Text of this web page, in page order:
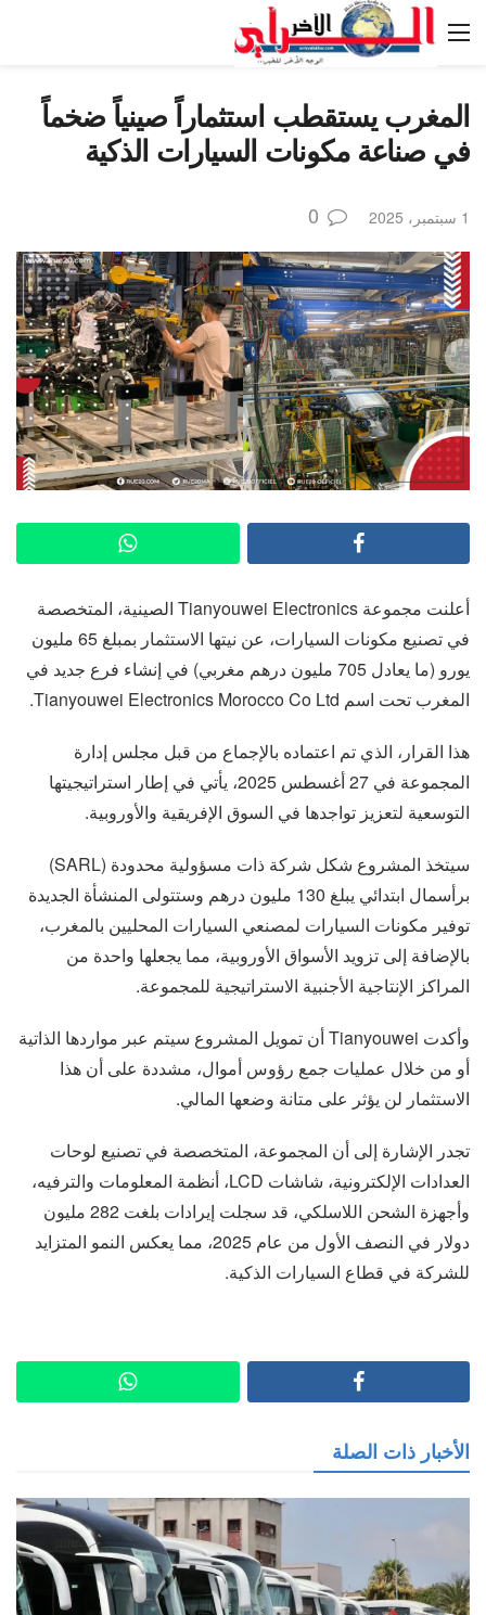
المغرب يستقطب استثماراً صينياً ضخماً
في صناعة مكونات السيارات الذكية
1 سبتمبر، 2025 0
أعلنت مجموعة Tianyouwei Electronics الصينية، المتخصصة
في تصنيع مكونات السيارات، عن نيتها الاستثمار بمبلغ 65 مليون
يورو (ما يعادل 705 مليون درهم مغربي) في إنشاء فرع جديد في
المغرب تحت اسم Tianyouwei Electronics Morocco Co Ltd.
هذا القرار، الذي تم اعتماده بالإجماع من قبل مجلس إدارة
المجموعة في 27 أغسطس 2025، يأتي في إطار استراتيجيتها
التوسعية لتعزيز تواجدها في السوق الإفريقية والأوروبية.
سيتخذ المشروع شكل شركة ذات مسؤولية محدودة (SARL)
برأسمال ابتدائي يبلغ 130 مليون درهم وستتولى المنشأة الجديدة
توفير مكونات السيارات لمصنعي السيارات المحليين بالمغرب،
بالإضافة إلى تزويد الأسواق الأوروبية، مما يجعلها واحدة من
المراكز الإنتاجية الأجنبية الاستراتيجية للمجموعة.
وأكدت Tianyouwei أن تمويل المشروع سيتم عبر مواردها الذاتية
أو من خلال عمليات جمع رؤوس أموال، مشددة على أن هذا
الاستثمار لن يؤثر على متانة وضعها المالي.
تجدر الإشارة إلى أن المجموعة، المتخصصة في تصنيع لوحات
العدادات الإلكترونية، شاشات LCD، أنظمة المعلومات والترفيه،
وأجهزة الشحن اللاسلكي، قد سجلت إيرادات بلغت 282 مليون
دولار في النصف الأول من عام 2025، مما يعكس النمو المتزايد
للشركة في قطاع السيارات الذكية.
الأخبار ذات الصلة